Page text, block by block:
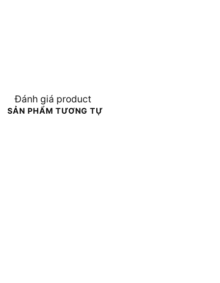
Đánh giá product
SẢN PHẨM TƯƠNG TỰ